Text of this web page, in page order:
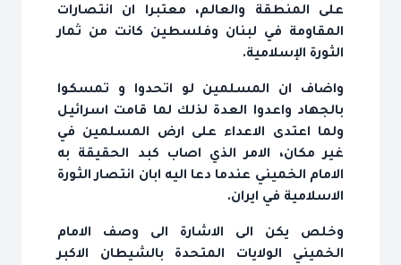
على المنطقة والعالم، معتبرا ان انتصارات
المقاومة في لبنان وفلسطين كانت من ثمار
الثورة الإسلامية.
واضاف ان المسلمين لو اتحدوا و تمسكوا
بالجهاد واعدوا العدة لذلك لما قامت اسرائيل
ولما اعتدى الاعداء على ارض المسلمين في
غير مكان، الامر الذي اصاب كبد الحقيقة به
الامام الخميني عندما دعا اليه ابان انتصار الثورة
الاسلامية في ايران.
وخلص يكن الى الاشارة الى وصف الامام
الخميني الولايات المتحدة بالشيطان الاكبر